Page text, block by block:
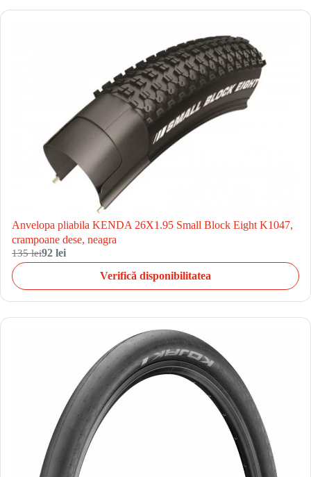
Anvelopa pliabila KENDA 26X1.95 Small Block Eight K1047,
crampoane dese, neagra
135 lei92 lei
Verifică disponibilitatea